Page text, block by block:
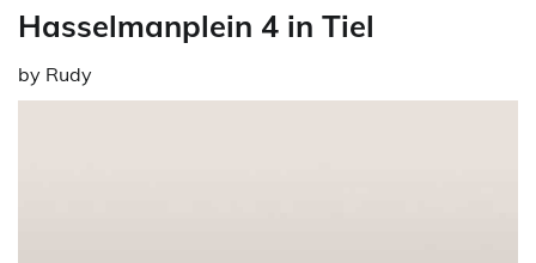
Hasselmanplein 4 in Tiel
by Rudy